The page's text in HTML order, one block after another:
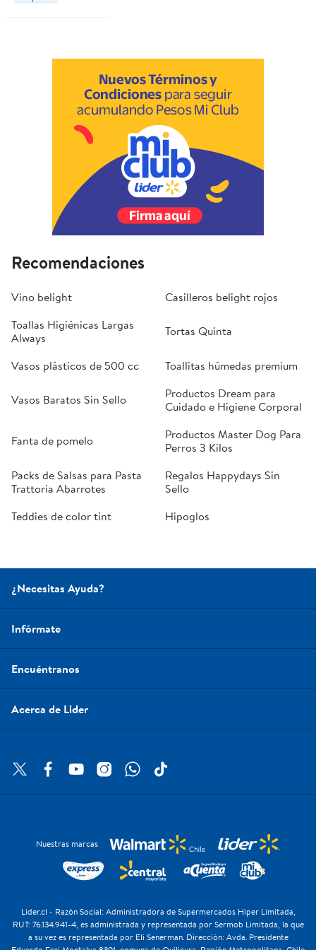
Recomendaciones
Vino belight
Casilleros belight rojos
Toallas Higiénicas Largas
Always
Tortas Quinta
Vasos plásticos de 500 cc Toallitas húmedas premium
Vasos Baratos Sin Sello
Productos Dream para
Cuidado e Higiene Corporal
Fanta de pomelo
Productos Master Dog Para
Perros 3 Kilos
Packs de Salsas para Pasta
Trattoria Abarrotes
Regalos Happydays Sin
Sello
Teddies de color tint
Hipoglos
¿Necesitas Ayuda?
Infórmate
Encuéntranos
Acerca de Lider
Nuestras marcas
Lider.cl - Razón Social: Administradora de Supermercados Hiper Limitada,
RUT: 76.134.941-4, es administrada y representada por Sermob Limitada, la que
a su vez es representada por Eli Senerman. Dirección: Avda. Presidente